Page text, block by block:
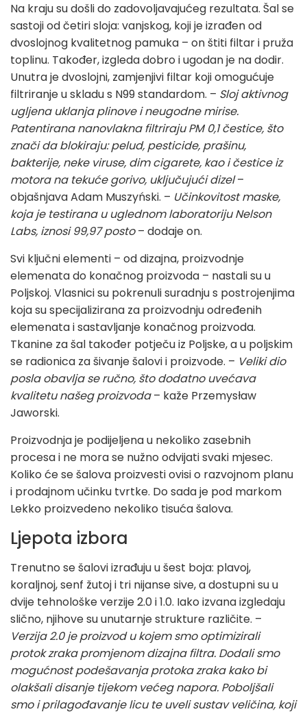
Na kraju su došli do zadovoljavajućeg rezultata. Šal se
sastoji od četiri sloja: vanjskog, koji je izrađen od
dvoslojnog kvalitetnog pamuka – on štiti filtar i pruža
toplinu. Također, izgleda dobro i ugodan je na dodir.
Unutra je dvoslojni, zamjenjivi filtar koji omogućuje
filtriranje u skladu s N99 standardom. – Sloj aktivnog
ugljena uklanja plinove i neugodne mirise.
Patentirana nanovlakna filtriraju PM 0,1 čestice, što
znači da blokiraju: pelud, pesticide, prašinu,
bakterije, neke viruse, dim cigarete, kao i čestice iz
motora na tekuće gorivo, uključujući dizel–
objašnjava Adam Muszyński. – Učinkovitost maske,
koja je testirana u uglednom laboratoriju Nelson
Labs, iznosi 99,97 posto– dodaje on.
Svi ključni elementi – od dizajna, proizvodnje
elemenata do konačnog proizvoda – nastali su u
Poljskoj. Vlasnici su pokrenuli suradnju s postrojenjima
koja su specijalizirana za proizvodnju određenih
elemenata i sastavljanje konačnog proizvoda.
Tkanine za šal također potječu iz Poljske, a u poljskim
se radionica za šivanje šalovi i proizvode. – Veliki dio
posla obavlja se ručno, što dodatno uvećava
kvalitetu našeg proizvoda– kaže Przemysław
Jaworski.
Proizvodnja je podijeljena u nekoliko zasebnih
procesa i ne mora se nužno odvijati svaki mjesec.
Koliko će se šalova proizvesti ovisi o razvojnom planu
i prodajnom učinku tvrtke. Do sada je pod markom
Lekko proizvedeno nekoliko tisuća šalova.
Ljepota izbora
Trenutno se šalovi izrađuju u šest boja: plavoj,
koraljnoj, senf žutoj i tri nijanse sive, a dostupni su u
dvije tehnološke verzije 2.0 i 1.0. Iako izvana izgledaju
slično, njihove su unutarnje strukture različite. –
Verzija 2.0 je proizvod u kojem smo optimizirali
protok zraka promjenom dizajna filtra. Dodali smo
mogućnost podešavanja protoka zraka kako bi
olakšali disanje tijekom većeg napora. Poboljšali
smo i prilagođavanje licu te uveli sustav veličina, koji